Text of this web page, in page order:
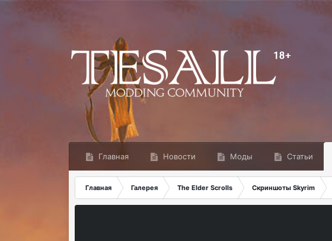
Главная Новости Моды Статьи
Главная Галерея The Elder Scrolls Скриншоты Skyrim